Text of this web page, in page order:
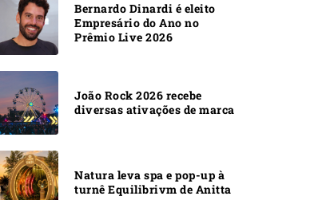
Bernardo Dinardi é eleito
Empresário do Ano no
Prêmio Live 2026
João Rock 2026 recebe
diversas ativações de marca
Natura leva spa e pop-up à
turnê Equilibrivm de Anitta